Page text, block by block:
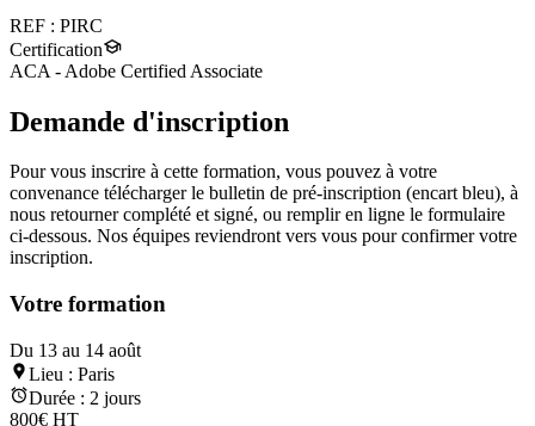
REF : PIRC
Certification
ACA - Adobe Certified Associate
Demande d'inscription
Pour vous inscrire à cette formation, vous pouvez à votre
convenance télécharger le bulletin de pré-inscription (encart bleu), à
nous retourner complété et signé, ou remplir en ligne le formulaire
ci-dessous. Nos équipes reviendront vers vous pour confirmer votre
inscription.
Votre formation
Du 13 au 14 août
Lieu : Paris
Durée : 2 jours
800€ HT